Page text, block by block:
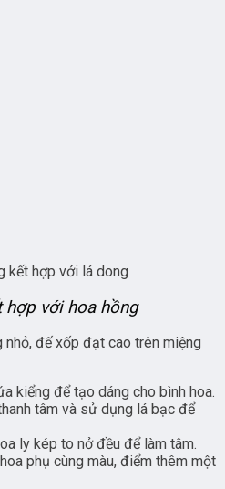
kết hợp với lá dong
hợp với hoa hồng
nhỏ, đế xốp đạt cao trên miệng
kiểng để tạo dáng cho bình hoa.
tâm và sử dụng lá bạc để
ly kép to nở đều để làm tâm.
phụ cùng màu, điểm thêm một